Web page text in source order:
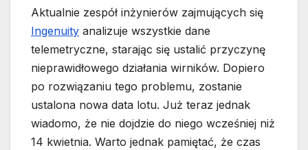
Aktualnie zespół inżynierów zajmujących się
Ingenuity analizuje wszystkie dane
telemetryczne, starając się ustalić przyczynę
nieprawidłowego działania wirników. Dopiero
po rozwiązaniu tego problemu, zostanie
ustalona nowa data lotu. Już teraz jednak
wiadomo, że nie dojdzie do niego wcześniej niż
14 kwietnia. Warto jednak pamiętać, że czas